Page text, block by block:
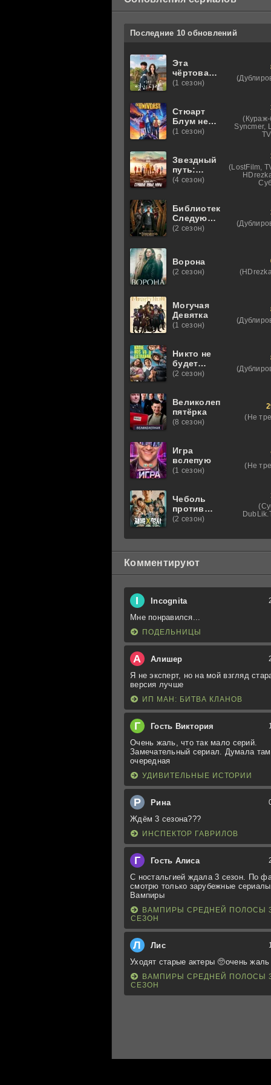
Последние 10 обновлений
Эта
чёртова
любовь
(1 сезон)
Стюарт
Блум не
смог
(1 сезон)
Syncmer,
Звездный
путь:
Странные
(4 сезон)
(LostFilm,
Библиотекари:
Следующая
глава
(2 сезон)
Ворона
(2 сезон)
Могучая
Девятка
(1 сезон)
Никто не
будет
скучать по
(2 сезон)
Великолепная
пятёрка
(8 сезон)
(Не
Игра
вслепую
(1 сезон)
(Не
Чеболь
против
детектива
(2 сезон)
Комментируют
I Incognita
Мне понравился...
ПОДЕЛЬНИЦЫ
А Алишер
Я не эксперт, но на мой взгляд
версия лучше
ИП МАН: БИТВА КЛАНОВ
Г Гость Виктория
Очень жаль, что так мало серий.
Замечательный сериал. Думала там
очередная
УДИВИТЕЛЬНЫЕ ИСТОРИИ
Р Рина
Ждём 3 сезона???
ИНСПЕКТОР ГАВРИЛОВ
Г Гость Алиса
С ностальгией ждала 3 сезон. По
смотрю только зарубежные
Вампиры
ВАМПИРЫ СРЕДНЕЙ ПОЛОСЫ
СЕЗОН
Л Лис
Уходят старые актеры 🥺очень жаль
ВАМПИРЫ СРЕДНЕЙ ПОЛОСЫ
СЕЗОН